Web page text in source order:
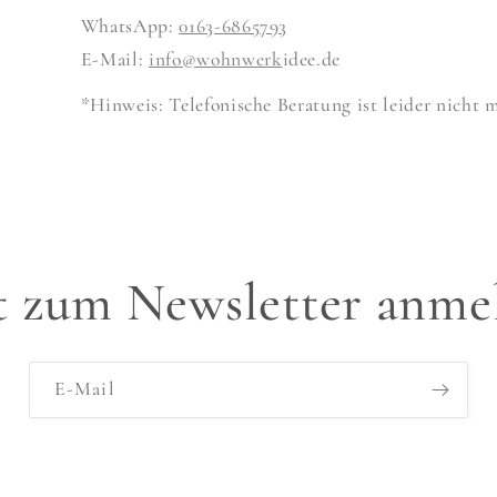
WhatsApp:0163-6865793
E-Mail: info@wohnwerkidee.de
*Hinweis: Telefonische Beratung ist leider nicht
zum Newsletter
E-Mail